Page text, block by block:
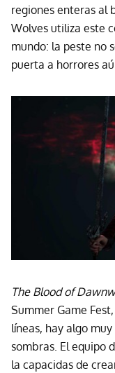
regiones enteras al
Wolves utiliza este
mundo: la peste no
puerta a horrores
The Blood of
Summer Game
líneas, hay algo
sombras. El equipo
la capacidas de